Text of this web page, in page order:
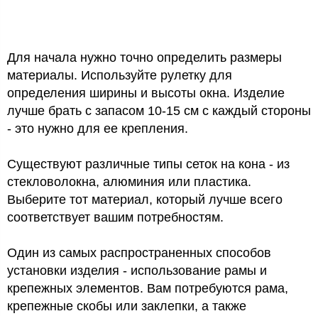
Для начала нужно точно определить размеры
материалы. Используйте рулетку для
определения ширины и высоты окна. Изделие
лучше брать с запасом 10-15 см с каждый стороны
- это нужно для ее крепления.
Существуют различные типы сеток на кона - из
стекловолокна, алюминия или пластика.
Выберите тот материал, который лучше всего
соответствует вашим потребностям.
Один из самых распространенных способов
установки изделия - использование рамы и
крепежных элементов. Вам потребуются рама,
крепежные скобы или заклепки, а также